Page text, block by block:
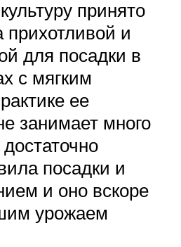
принято
прихотливой и
для посадки в
с мягким
ее
занимает много
посадки и
и оно вскоре
урожаем